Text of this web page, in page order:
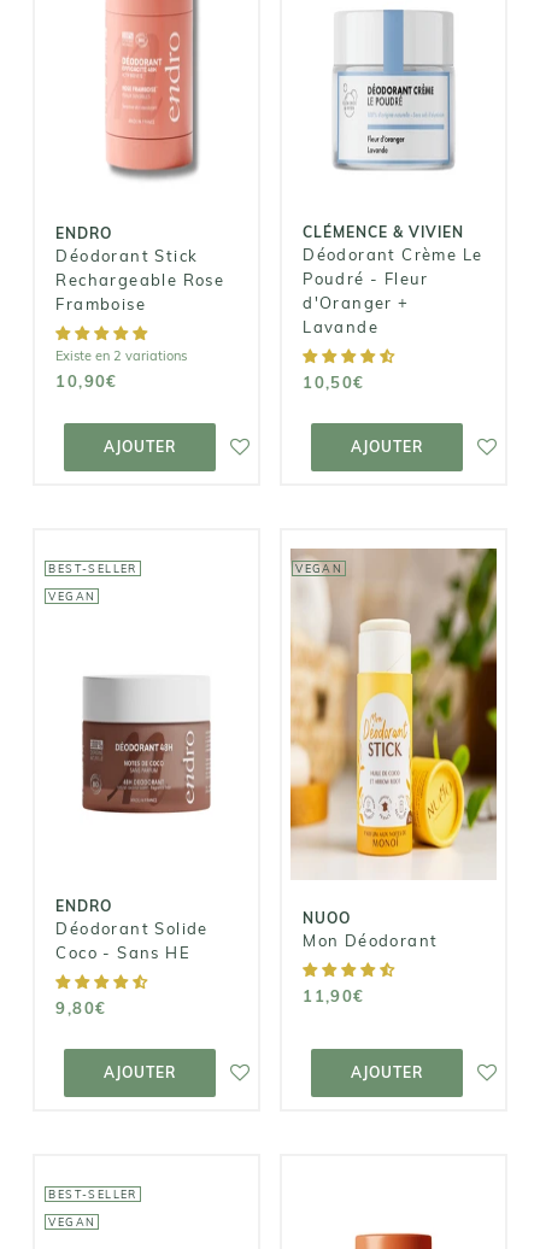
ENDRO
Déodorant Stick
Rechargeable Rose
Framboise
Existe en 2 variations
10,90€
AJOUTER
ENDRO
Déodorant
Stick
Rechargeable
Framboise
AJOUTER AU
PANIER
CLÉMENCE & VIVIEN
Déodorant Crème Le
Poudré - Fleur
d'Oranger +
Lavande
10,50€
AJOUTER
Déodorant
Crème Le
Poudré - Fleur
d'Oranger +
10,50€
AJOUTER AU
PANIER
BEST-SELLER
VEGAN
ENDRO
Déodorant Solide
Coco - Sans HE
9,80€
AJOUTER
ENDRO
Déodorant
Solide Coco -
Sans HE
AJOUTER AU
PANIER
VEGAN
NUOO
Mon Déodorant
11,90€
AJOUTER
NUOO
Mon
Déodorant
11,90€
AJOUTER AU
PANIER
BEST-SELLER
VEGAN